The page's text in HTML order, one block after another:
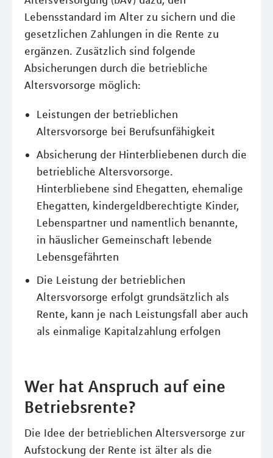
Lebensstandard im Alter zu sichern und die
gesetzlichen Zahlungen in die Rente zu
ergänzen. Zusätzlich sind folgende
Absicherungen durch die betriebliche
Altersvorsorge möglich:
Leistungen der betrieblichen
Altersvorsorge bei Berufsunfähigkeit
Absicherung der Hinterbliebenen durch die
betriebliche Altersvorsorge.
Hinterbliebene sind Ehegatten, ehemalige
Ehegatten, kindergeldberechtigte Kinder,
Lebenspartner und namentlich benannte,
in häuslicher Gemeinschaft lebende
Lebensgefährten
Die Leistung der betrieblichen
Altersvorsorge erfolgt grundsätzlich als
Rente, kann je nach Leistungsfall aber auch
als einmalige Kapitalzahlung erfolgen
Wer hat Anspruch auf eine
Betriebsrente?
Die Idee der betrieblichen Altersversorge zur
Aufstockung der Rente ist älter als die